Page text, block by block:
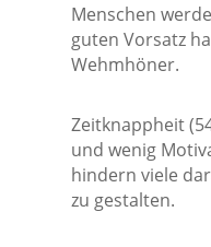
Menschen
guten Vorsatz
Wehmhöner.
Zeitknappheit
und wenig
hindern viele
zu gestalten.